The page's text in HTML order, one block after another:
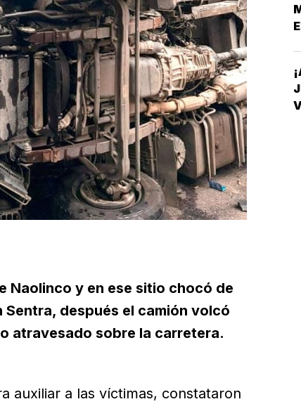
Naolinco y en ese sitio chocó de
después el camión volcó
atravesado sobre la carretera.
auxiliar a las víctimas, constataron